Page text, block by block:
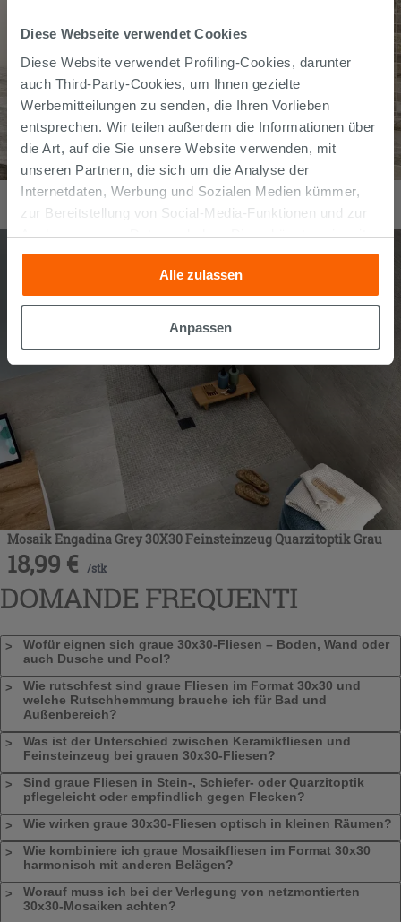
Diese Webseite verwendet Cookies
Diese Website verwendet Profiling-Cookies, darunter
auch Third-Party-Cookies, um Ihnen gezielte
Werbemitteilungen zu senden, die Ihren Vorlieben
entsprechen. Wir teilen außerdem die Informationen über
die Art, auf die Sie unsere Website verwenden, mit
unseren Partnern, die sich um die Analyse der
Internetdaten, Werbung und Sozialen Medien kümmer,
zur Bereitstellung von Social-Media-Funktionen und zur
Analyse unseres Datenverkehrs. Diese könnten sie mit
anderen Informationen, die Sie ihnen geliefert haben oder
die sie aufgrund Ihrer Verwendung ihrer Dienste
gesammelt haben, kombinieren. Falls Sie mehr wissen
möchten oder Ihre Zustimmung zu allen oder einigen
Zustimmung kann durch Klicken auf die Schaltfläche
„Cookies akzeptieren“ gegeben werden. Wenn Sie auf
die Schaltfläche "X" klicken, können Sie das Surfen erst
nach der Installation der technischen Cookies fortsetzen.
Alle zulassen
Anpassen
Mosaik Bali Grey 30x30 Feinsteinzeug Schieferoptik Grau
11,99 € / stk
Mosaik Engadina Grey 30X30 Feinsteinzeug Quarzitoptik Grau
18,99 € /stk
DOMANDE FREQUENTI
Wofür eignen sich graue 30x30-Fliesen – Boden, Wand oder
auch Dusche und Pool?
Wie rutschfest sind graue Fliesen im Format 30x30 und
welche Rutschhemmung brauche ich für Bad und
Außenbereich?
Was ist der Unterschied zwischen Keramikfliesen und
Feinsteinzeug bei grauen 30x30-Fliesen?
Sind graue Fliesen in Stein-, Schiefer- oder Quarzitoptik
pflegeleicht oder empfindlich gegen Flecken?
Wie wirken graue 30x30-Fliesen optisch in kleinen Räumen?
Wie kombiniere ich graue Mosaikfliesen im Format 30x30
harmonisch mit anderen Belägen?
Worauf muss ich bei der Verlegung von netzmontierten
30x30-Mosaiken achten?